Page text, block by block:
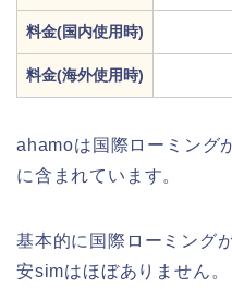
料金(国内使用時)
料金(海外使用時)
ahamoは国際ローミング
に含まれています。
基本的に国際ローミング
安simはほぼありません。